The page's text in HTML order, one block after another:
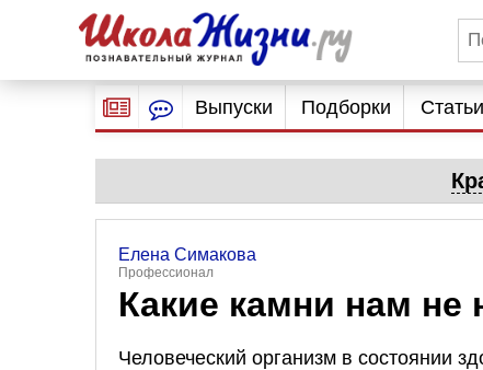
Выпуски Подборки Статьи
Елена Симакова
Профессионал
Какие камни нам
Человеческий организм в состоянии